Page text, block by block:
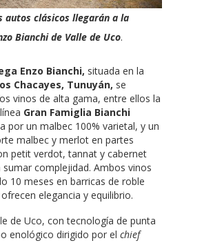
autos clásicos llegarán a la
Bianchi de Valle de Uco.
Enzo Bianchi, situada en la
Chacayes, Tunuyán, se
vinos de alta gama, entre ellos la
Gran Famiglia Bianchi
por un malbec 100% varietal, y un
malbec y merlot en partes
petit verdot, tannat y cabernet
sumar complejidad. Ambos vinos
10 meses en barricas de roble
elegancia y equilibrio.
de Uco, con tecnología de punta
enológico dirigido por el chief